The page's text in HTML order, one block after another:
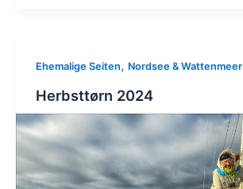
Ehemalige Seiten, Nordsee & Wattenmeer
Herbsttørn 2024